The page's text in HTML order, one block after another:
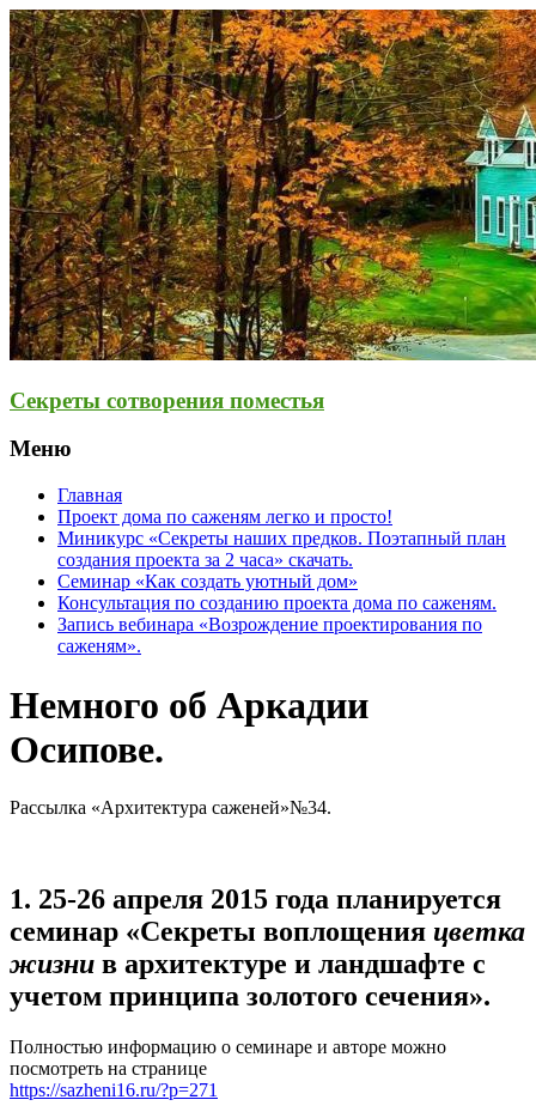
Секреты сотворения поместья
Меню
Главная
Проект дома по саженям легко и просто!
Миникурс «Секреты наших предков. Поэтапный план
создания проекта за 2 часа» скачать.
Семинар «Как создать уютный дом»
Консультация по созданию проекта дома по саженям.
Запись вебинара «Возрождение проектирования по
саженям».
Немного об Аркадии
Осипове.
Рассылка «Архитектура саженей»№34.
1. 25-26 апреля 2015 года планируется
семинар «Секреты воплощения цветка
жизни в архитектуре и ландшафте с
учетом принципа золотого сечения».
Полностью информацию о семинаре и авторе можно
посмотреть на странице
https://sazheni16.ru/?p=271